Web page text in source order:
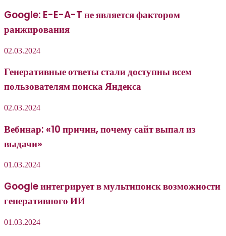
Google: E-E-A-T не является фактором
ранжирования
02.03.2024
Генеративные ответы стали доступны всем
пользователям поиска Яндекса
02.03.2024
Вебинар: «10 причин, почему сайт выпал из
выдачи»
01.03.2024
Google интегрирует в мультипоиск возможности
генеративного ИИ
01.03.2024